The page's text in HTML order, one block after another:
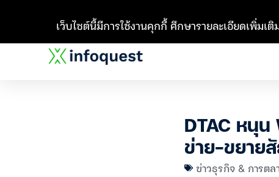
DTAC หนุ
ข่าย-ขยา
ข่าวธุรกิจ & การตล
เว็บไซต์นี้มีการใช้งานคุกกี้ ศึกษารายละเอียดเพิ่มเติ